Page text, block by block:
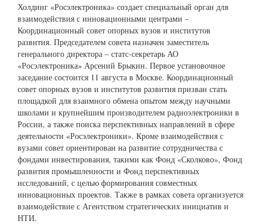
Холдинг «Росэлектроника» создает специальный орган для
взаимодействия с инновационными центрами –
Координационный совет опорных вузов и институтов
развития. Председателем совета назначен заместитель
генерального директора – статс-секретарь АО
«Росэлектроника» Арсений Брыкин. Первое установочное
заседание состоится 11 августа в Москве. Координационный
совет опорных вузов и институтов развития призван стать
площадкой для взаимного обмена опытом между научными
школами и крупнейшим производителем радиоэлектроники в
России, а также поиска перспективных направлений в сфере
деятельности «Росэлектроники». Кроме взаимодействия с
вузами совет ориентирован на развитие сотрудничества с
фондами инвестирования, такими как Фонд «Сколково», Фонд
развития промышленности и Фонд перспективных
исследований, с целью формирования совместных
инновационных проектов. Также в рамках совета организуется
взаимодействие с Агентством стратегических инициатив и
НТИ.